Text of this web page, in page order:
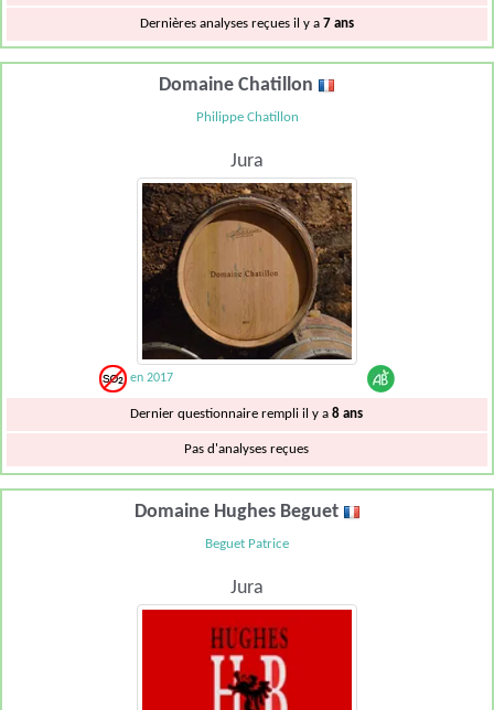
Dernières analyses reçues il y a 7 ans
Domaine Chatillon
Philippe Chatillon
Jura
en 2017
Dernier questionnaire rempli il y a8 ans
Pas d'analyses reçues
Domaine Hughes Beguet
Beguet Patrice
Jura